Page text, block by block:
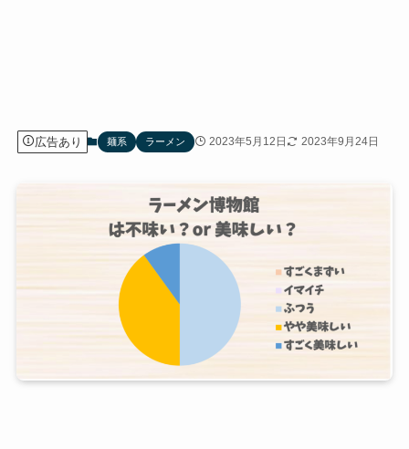
広告あり 麺系 ラーメン 2023年5月12日 2023年9月24日